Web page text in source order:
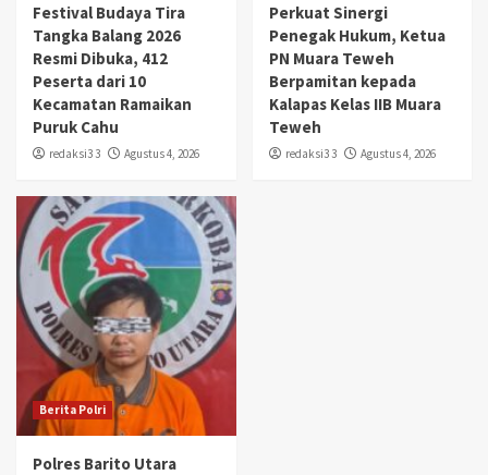
Festival Budaya Tira
Tangka Balang 2026
Resmi Dibuka, 412
Peserta dari 10
Kecamatan Ramaikan
Puruk Cahu
redaksi3 3 Agustus 4, 2026
Perkuat Sinergi
Penegak Hukum, Ketua
PN Muara Teweh
Berpamitan kepada
Kalapas Kelas IIB Muara
Teweh
redaksi3 3 Agustus 4, 2026
Berita Polri
Polres Barito Utara